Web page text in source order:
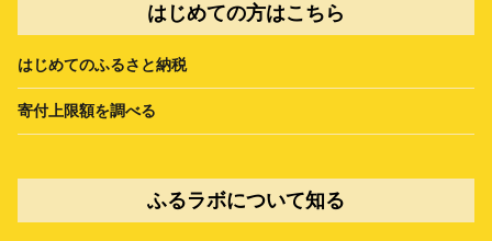
はじめての方はこちら
はじめてのふるさと納税
寄付上限額を調べる
ふるラボについて知る